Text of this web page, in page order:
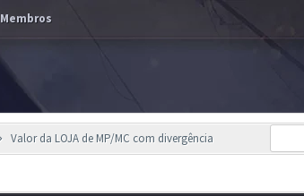
Membros
Valor da LOJA de MP/MC com divergência